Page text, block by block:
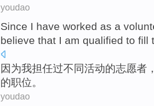
youdao
Since I have worked as a
believe that I am qualified to fill
因为我担任过不同活动的志愿者
的职位。
youdao